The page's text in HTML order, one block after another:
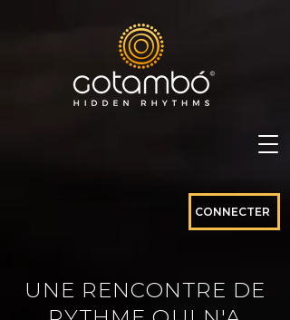
CONNECTER
UNE RENCONTRE DE